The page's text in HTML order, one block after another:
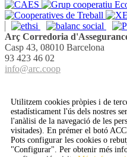
Arç Corredoria
Casp 43, 08010 Barcelona
93 423 46 02
info@arc.coop
Utilitzem cookies pròpies i de
estadísticament l'ús dels nostres
l'anàlisi de la navegació de les
visitades). En prémer el botó
Pots configurar les cookies o
"Configurar". Per obtenir més